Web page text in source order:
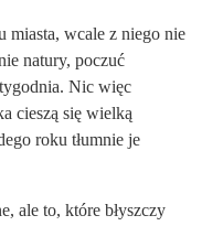
miasta, wcale z niego nie
natury, poczuć
Nic więc
cieszą się wielką
roku tłumnie je
ale to, które błyszczy